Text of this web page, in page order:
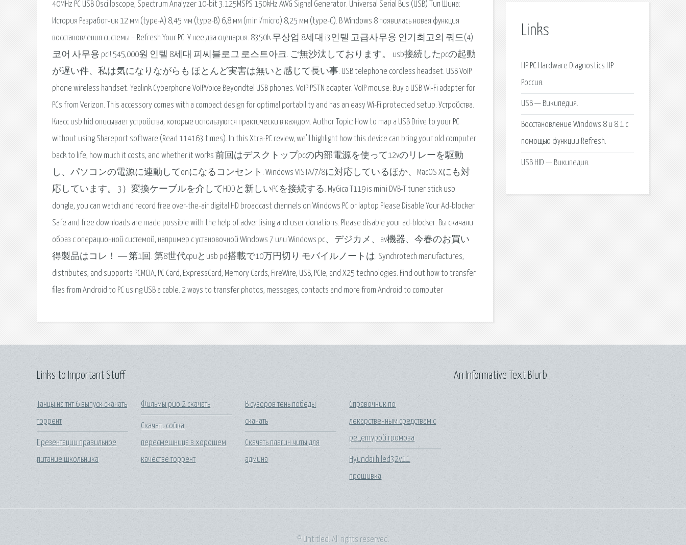
40MHz PC USB Oscilloscope, Spectrum Analyzer 10-bit 3.125MSPS 150kHz AWG Signal Generator. Universal Serial Bus (USB) Тип Шина:
История Разработчик 12 мм (type-A) 8,45 мм (type-B) 6,8 мм (mini/micro) 8,25 мм (type-C). В Windows 8 появилась новая функция
восстановления системы – Refresh Your PC. У нее два сценария. 8350k 무상업 8세대 i3인텔 고급사무용 인기최고의 쿼드(4)
코어 사무용 pc!! 545,000원 인텔 8세대 피씨블로그 로스트아크. ご無沙汰しております。 usb接続したpcの起動
が遅い件、私は気になりながらも ほとんど実害は無いと感じて長い事. USB telephone cordless headset. USB VoIP
phone wireless handset. Yealink Cyberphone VoIPVoice Beyondtel USB phones. VoIP PSTN adapter. VoIP mouse. Buy a USB Wi-Fi adapter for
PCs from Verizon. This accessory comes with a compact design for optimal portability and has an easy Wi-Fi protected setup. Устройства.
Класс usb hid описывает устройства, которые используются практически в каждом. Author Topic: How to map a USB Drive to your PC
without using Shareport software (Read 114163 times). In this Xtra-PC review, we'll highlight how this device can bring your old computer
back to life, how much it costs, and whether it works 前回はデスクトップpcの内部電源を使って12vのリレーを駆動
し、パソコンの電源に連動してonになるコンセント. Windows VISTA/7/8に対応しているほか、MacOS Xにも対
応しています。 3）変換ケーブルを介してHDDと新しいPCを接続する. MyGica T119 is mini DVB-T tuner stick usb
dongle, you can watch and record free over-the-air digital HD broadcast channels on Windows PC or laptop Please Disable Your Ad-blocker
Safe and free downloads are made possible with the help of advertising and user donations. Please disable your ad-blocker. Вы скачали
образ с операционной системой, например с установочной Windows 7 или Windows pc、デジカメ、av機器、今春のお買い
得製品はコレ！ ― 第1回. 第8世代cpuとusb pd搭載で10万円切り モバイルノートは. Synchrotech manufactures,
distributes, and supports PCMCIA, PC Card, ExpressCard, Memory Cards, FireWire, USB, PCIe, and X25 technologies. Find out how to transfer
files from Android to PC using USB a cable. 2 ways to transfer photos, messages, contacts and more from Android to computer
Links
HP PC Hardware Diagnostics HP
Россия.
USB — Википедия.
Восстановление Windows 8 и 8.1 с
помощью функции Refresh.
USB HID — Википедия.
Links to Important Stuff
Танцы на тнт 6 выпуск скачать
торрент
Презентации правильное
питание школьника
Фильмы рио 2 скачать
Скачать сойка
пересмешница в хорошем
качестве торрент
В суворов тень победы
скачать
Скачать плагин читы для
админа
Справочник по
лекарственным средствам с
рецептурой громова
Hyundai h led32v11
прошивка
An Informative Text Blurb
© Untitled. All rights reserved.